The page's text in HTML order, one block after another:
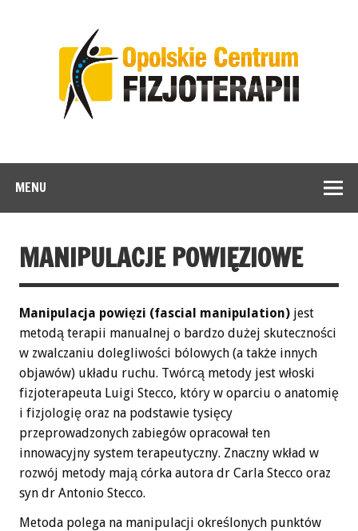
MENU
MANIPULACJE POWIĘZIOWE
Manipulacja powięzi (fascial manipulation) jest
metodą terapii manualnej o bardzo dużej skuteczności
w zwalczaniu dolegliwości bólowych (a także innych
objawów) układu ruchu. Twórcą metody jest włoski
fizjoterapeuta Luigi Stecco, który w oparciu o anatomię
i fizjologię oraz na podstawie tysięcy
przeprowadzonych zabiegów opracował ten
innowacyjny system terapeutyczny. Znaczny wkład w
rozwój metody mają córka autora dr Carla Stecco oraz
syn dr Antonio Stecco.
Metoda polega na manipulacji określonych punktów